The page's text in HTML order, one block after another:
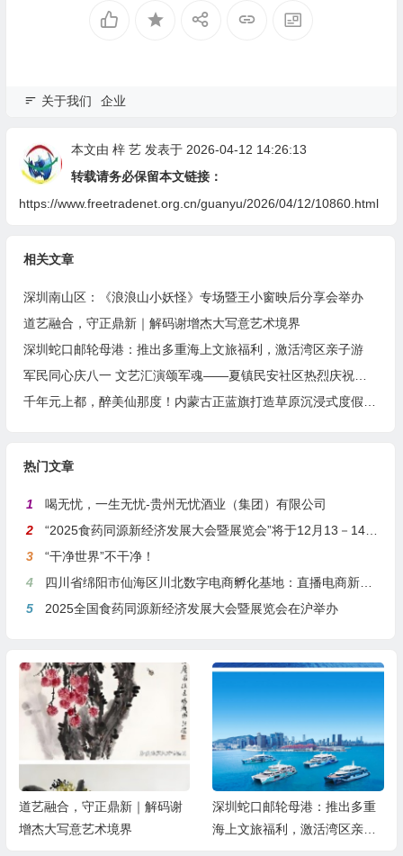
关于我们 企业
本文由 梓 艺发表于 2026-04-12 14:26:13
转载请务必保留本文链接：
https://www.freetradenet.org.cn/guanyu/2026/04/12/10860.html
相关文章
深圳南山区：《浪浪山小妖怪》专场暨王小窗映后分享会举办
道艺融合，守正鼎新｜解码谢增杰大写意艺术境界
深圳蛇口邮轮母港：推出多重海上文旅福利，激活湾区亲子游
军民同心庆八一 文艺汇演颂军魂——夏镇民安社区热烈庆祝建军99周年
热门文章
1
喝无忧，一生无忧-贵州无忧酒业（集团）有限公司
2
“2025食药同源新经济发展大会暨展览会”将于12月13－14日在沪举行
3
“干净世界”不干净！
4
四川省绵阳市仙海区川北数字电商孵化基地：直播电商新引擎，预计年产值达5亿
5
2025全国食药同源新经济发展大会暨展览会在沪举办
道艺融合，守正鼎新｜解码谢
增杰大写意艺术境界
深圳蛇口邮轮母港：推出多重
海上文旅福利，激活湾区亲子